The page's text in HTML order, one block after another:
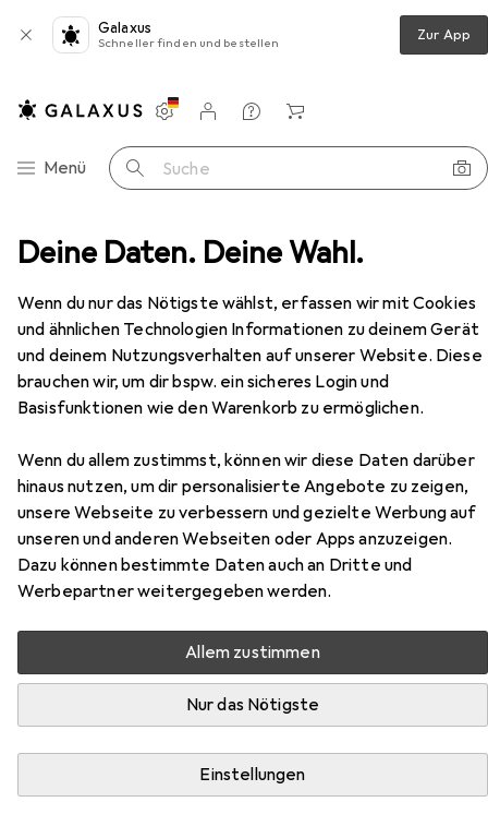
Deine Daten. Deine Wahl.
Wenn du nur das Nötigste wählst, erfassen wir mit Cookies
und ähnlichen Technologien Informationen zu deinem Gerät
und deinem Nutzungsverhalten auf unserer Website. Diese
brauchen wir, um dir bspw. ein sicheres Login und
Basisfunktionen wie den Warenkorb zu ermöglichen.
Wenn du allem zustimmst, können wir diese Daten darüber
hinaus nutzen, um dir personalisierte Angebote zu zeigen,
unsere Webseite zu verbessern und gezielte Werbung auf
unseren und anderen Webseiten oder Apps anzuzeigen.
Dazu können bestimmte Daten auch an Dritte und
Werbepartner weitergegeben werden.
Allem zustimmen
Nur das Nötigste
Einstellungen
Galaxus
Schneller finden und bestellen Zur App
Navigation nach Kategorien
Menü Suche
Einstellungen
Kundenkonto
Vergleichslisten
Merklisten
Warenkorb
Wandern Wanderschuhe Meindl Quebec Mid GTX
EUR
180,20
MeindlQuebec Mid GTX
7 Grössen
Zubehör für Meindl Quebec Mid
GTX
Hier findest du passendes Zubehör zum Produkt Meindl
Quebec Mid GTX aus den Kategorien Schuhpflegemittel
Beliebt Schuhpflegemittel Schuhlöffel Meindl
Relevanz
Produktliste